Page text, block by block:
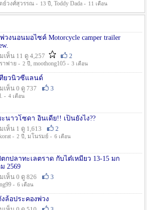
ย์วงศ์สุวรรณ - 13 ปี , Toddy Dada - 11 เดือน
วงนอนมอไซค์ Motorcycle camper trailer
เห็น 11 ดู 4,257
2
าพ่าย - 2 ปี , moothong105 - 3 เดือน
ยวนิวซีแลนด์
เห็น 0 ดู 737
3
- 4 เดือน
นาวโซดา อินเดีย!! เป็นยังไง??
เห็น 1 ดู 1,613
2
- 2 ปี , มโนรมย์ - 6 เดือน
กปลาทะเลตราด กับไต๋เหมี่ยว 13-15 มก
2569
เห็น 0 ดู 826
3
- 6 เดือน
ล้อประคองพ่วง